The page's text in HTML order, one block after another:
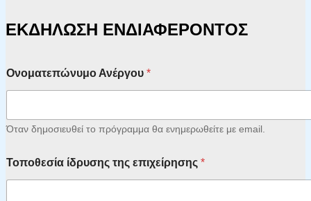
ΕΚΔΗΛΩΣΗ ΕΝΔΙΑΦΕΡΟΝΤΟΣ
Ονοματεπώνυμο Ανέργου *
Όταν δημοσιευθεί το πρόγραμμα θα ενημερωθείτε με email.
Τοποθεσία ίδρυσης της επιχείρησης *